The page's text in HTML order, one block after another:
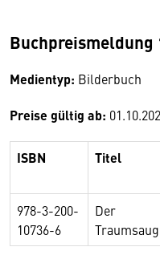
Buchpreismeldung
Medientyp: Bilderbuch
Preise gültig ab:
ISBN Titel
978-3-200-
10736-6
Der